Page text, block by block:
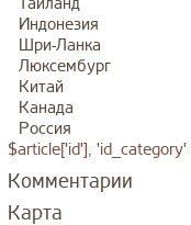
Индонезия
Шри-Ланка
Люксембург
Китай
Канада
Россия
$article['id'],
Комментарии
Карта